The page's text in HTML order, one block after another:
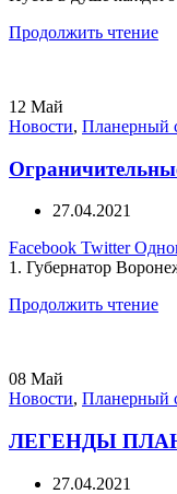
Продолжить чтение
12 Май
Новости, Планерный
27.04.2021
Facebook Twitter
1. Губернатор
Продолжить чтение
08 Май
Новости, Планерный
ЛЕГЕНДЫ
27.04.2021